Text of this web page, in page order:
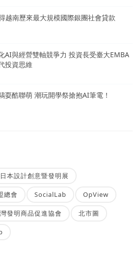
越南歷來最大規模國際銀團社會貸款
AI與經營雙軸競爭力 投資長受臺大EMBA
投資思維
耍酷聯萌 潮玩開學祭搶抱AI筆電！
本設計創意暨發明展
總會 SocialLab OpView
發明商品促進協會 北市圖